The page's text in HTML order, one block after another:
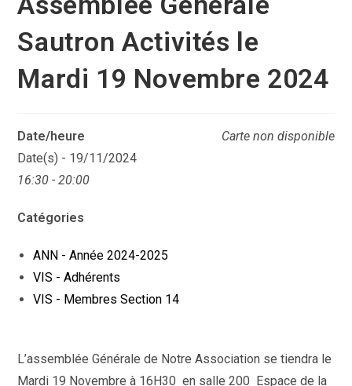
Sautron Activités le
Mardi 19 Novembre 2024
Carte non disponible
Date/heure
Date(s) - 19/11/2024
16:30 - 20:00
Catégories
ANN - Année 2024-2025
VIS - Adhérents
VIS - Membres Section 14
L’assemblée Générale de Notre Association se tiendra le
Mardi 19 Novembre à 16H30 en salle 200 Espace de la